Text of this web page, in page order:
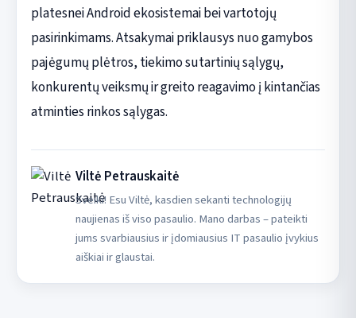
platesnei Android ekosistemai bei vartotojų
pasirinkimams. Atsakymai priklausys nuo gamybos
pajėgumų plėtros, tiekimo sutartinių sąlygų,
konkurentų veiksmų ir greito reagavimo į kintančias
atminties rinkos sąlygas.
Viltė Petrauskaitė
Sveiki! Esu Viltė, kasdien sekanti technologijų
naujienas iš viso pasaulio. Mano darbas – pateikti
jums svarbiausius ir įdomiausius IT pasaulio įvykius
aiškiai ir glaustai.